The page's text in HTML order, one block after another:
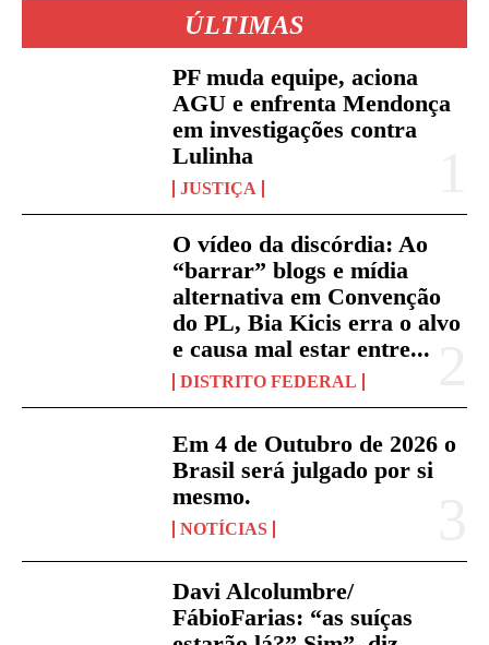
ÚLTIMAS
PF muda equipe, aciona
AGU e enfrenta Mendonça
em investigações contra
Lulinha
JUSTIÇA
O vídeo da discórdia: Ao
“barrar” blogs e mídia
alternativa em Convenção
do PL, Bia Kicis erra o alvo
e causa mal estar entre...
DISTRITO FEDERAL
Em 4 de Outubro de 2026 o
Brasil será julgado por si
mesmo.
NOTÍCIAS
Davi Alcolumbre/
FábioFarias: “as suíças